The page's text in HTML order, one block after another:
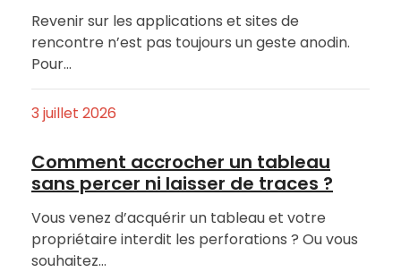
Revenir sur les applications et sites de
rencontre n’est pas toujours un geste anodin.
Pour…
3 juillet 2026
Comment accrocher un tableau
sans percer ni laisser de traces ?
Vous venez d’acquérir un tableau et votre
propriétaire interdit les perforations ? Ou vous
souhaitez…